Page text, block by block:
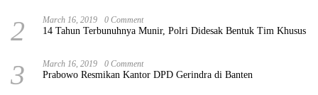
2 March 16, 2019 0 Comment
14 Tahun Terbunuhnya Munir, Polri Didesak Bentuk Tim Khusus
3 March 16, 2019 0 Comment
Prabowo Resmikan Kantor DPD Gerindra di Banten